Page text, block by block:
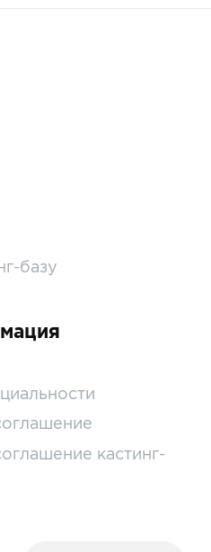
базу
кастинг-